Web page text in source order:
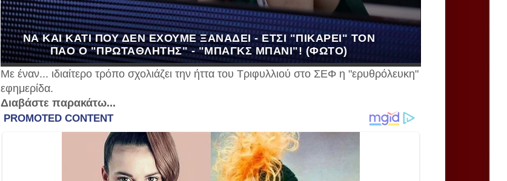
ΝΑ ΚΑΙ ΚΆΤΙ ΠΟΥ ΔΕΝ ΈΧΟΥΜΕ ΞΑΝΑΔΕΊ - ΈΤΣΙ "ΠΙΚΆΡΕΙ" ΤΟΝ
ΠΑΟ Ο "ΠΡΩΤΑΘΛΗΤΉΣ" - "ΜΠΑΓΚΣ ΜΠΆΝΙ"! (ΦΩΤΟ)
Με έναν... ιδιαίτερο τρόπο σχολιάζει την ήττα του Τριφυλλιού στο ΣΕΦ η "ερυθρόλευκη"
εφημερίδα.
Διαβάστε παρακάτω...